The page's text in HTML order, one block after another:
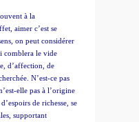
à la
aimer c’est se
on peut considérer
comblera le vide
d’affection, de
N’est-ce pas
elle pas à l’origine
de richesse, se
supportant